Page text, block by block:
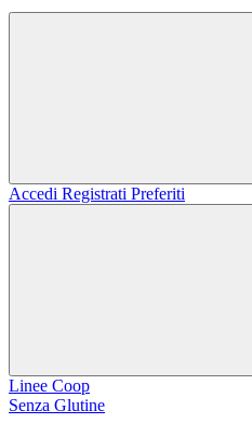
Accedi Registrati Preferiti
Linee Coop
Senza Glutine